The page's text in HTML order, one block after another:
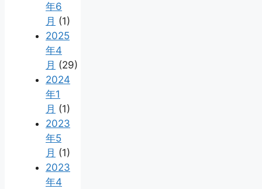
年6
月 (1)
2025
年4
月 (29)
2024
年1
月 (1)
2023
年5
月 (1)
2023
年4